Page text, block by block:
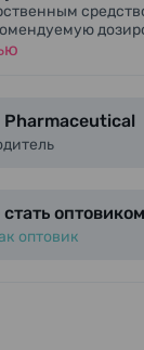
кормлении
Pharmaceutical
оптовик